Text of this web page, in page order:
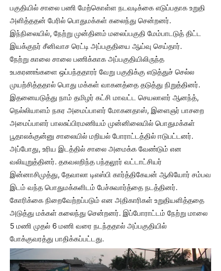
பகுதியில் சாலை பணி மேற்கொள்ள நடவடிக்கை எடுப்பதாக உறுதி
அளித்ததன் பேரில் பொதுமக்கள் கலைந்து சென்றனர்.
இந்நிலையில், நேற்று முன்தினம் மலைப்பகுதி மேம்பாடடுத் திட்ட
இயக்குநர் சீனிவாச ரெட்டி அப்பகுதியை ஆய்வு செய்தார்.
நேற்று காலை சாலை பணிக்காக அப்பகுதியிலிருந்த
உபகரணங்களை ஒப்பந்ததாரர் வேறு பகுதிக்கு எடுத்துச் செல்ல
முயற்சித்ததால் பொது மக்கள் வாகனத்தை தடுத்து நிறுத்தினர்.
இதனையடுத்து நாம் தமிழர் கட்சி மாவட்ட செயலாளர் ஆனந்த்,
நெல்லியாளம் நகர அமைப்பாளர் மோகனதாஸ், இளைஞர் பாசறை
அமைப்பாளர் பாலசுப்பிரமணியம் முன்னிலையில் பொதுமக்கள்
பூதாலக்குன்னு சாலையில் மறியல் போராட்டத்தில் ஈடுபட்டனர்.
அப்போது, உரிய இடத்தில் சாலை அமைக்க வேண்டும் என
வலியுறுத்தினர். தகவலறிந்த பந்தலூர் வட்டாட்சியர்
இன்னாசிமுத்து, தேவாலா டிஎஸ்பி கார்த்திகேயன் ஆகியோர் சம்பவ
இடம் வந்த பொதுமக்களிடம் பேச்சுவார்த்தை நடத்தினர்.
கோரிக்கை நிறைவேற்றப்படும் என அதிகாரிகள் உறுதியளித்ததை
அடுத்து மக்கள் கலைந்து சென்றனர். இப்போராட்டம் நேற்று மாலை
5 மணி முதல் 6 மணி வரை நடந்ததால் அப்பகுதியில்
போக்குவரத்து பாதிக்கப்பட்டது.